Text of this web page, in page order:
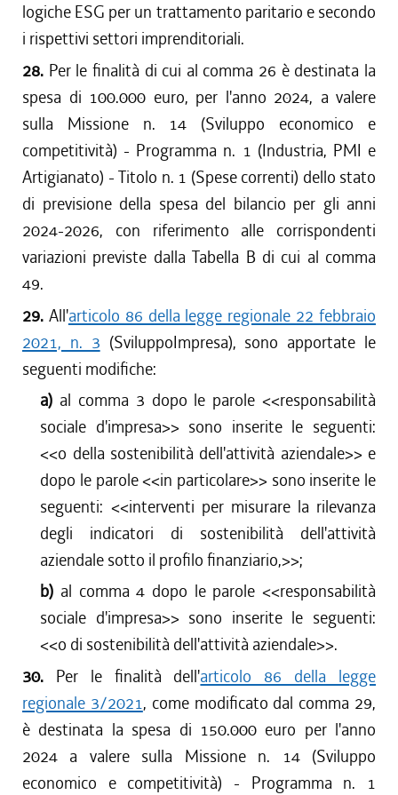
logiche ESG per un trattamento paritario e secondo
i rispettivi settori imprenditoriali.
28. Per le finalità di cui al comma 26 è destinata la
spesa di 100.000 euro, per l'anno 2024, a valere
sulla Missione n. 14 (Sviluppo economico e
competitività) - Programma n. 1 (Industria, PMI e
Artigianato) - Titolo n. 1 (Spese correnti) dello stato
di previsione della spesa del bilancio per gli anni
2024-2026, con riferimento alle corrispondenti
variazioni previste dalla Tabella B di cui al comma
49.
29. All'articolo 86 della legge regionale 22 febbraio
2021, n. 3 (SviluppoImpresa), sono apportate le
seguenti modifiche:
a) al comma 3 dopo le parole <<responsabilità
sociale d'impresa>> sono inserite le seguenti:
<<o della sostenibilità dell'attività aziendale>> e
dopo le parole <<in particolare>> sono inserite le
seguenti: <<interventi per misurare la rilevanza
degli indicatori di sostenibilità dell'attività
aziendale sotto il profilo finanziario,>>;
b) al comma 4 dopo le parole <<responsabilità
sociale d'impresa>> sono inserite le seguenti:
<<o di sostenibilità dell'attività aziendale>>.
30. Per le finalità dell'articolo 86 della legge
regionale 3/2021, come modificato dal comma 29,
è destinata la spesa di 150.000 euro per l'anno
2024 a valere sulla Missione n. 14 (Sviluppo
economico e competitività) - Programma n. 1